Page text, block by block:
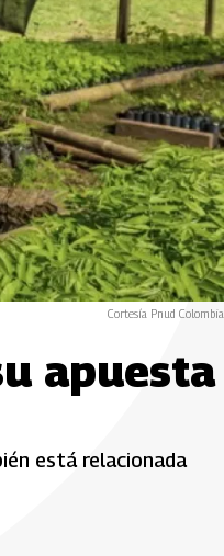
Cortesía Pnud Colombia
apuesta
está relacionada